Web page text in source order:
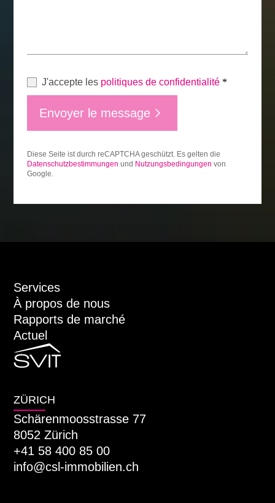
J'accepte les politiques de confidentialité *
Envoyer le message
Diese Seite ist durch reCAPTCHA geschützt. Es gelten die
Datenschutzbestimmungen und Nutzungsbedingungen von
Google.
Services
À propos de nous
Rapports de marché
Actuel
ZÜRICH
Schärenmoosstrasse 77
8052 Zürich
+41 58 400 85 00
info@csl-immobilien.ch